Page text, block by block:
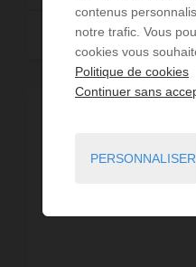
contenus
notre trafic. Vous
cookies vous
Politique de cookies
Continuer sans
PERSONNALISER